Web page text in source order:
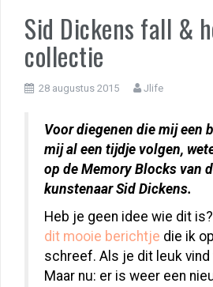
Sid Dickens fall &
collectie
28 augustus 2015 Jlife
Voor diegenen die mij een
mij al een tijdje volgen,
op de Memory Blocks van
kunstenaar Sid Dickens.
Heb je geen idee wie dit
dit mooie berichtje die ik
schreef. Als je dit leuk
Maar nu: er is weer een